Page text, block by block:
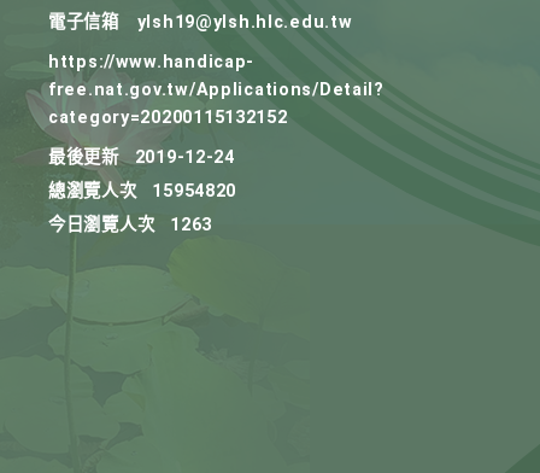
電子信箱
ylsh19@ylsh.hlc.edu.tw
https://www.handicap-
free.nat.gov.tw/Applications/Detail?
category=20200115132152
最後更新
2019-12-24
總瀏覽人次
15954820
今日瀏覽人次
1263